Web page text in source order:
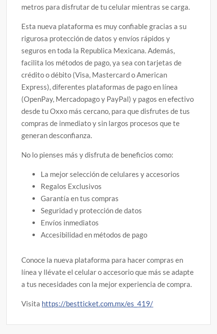
metros para disfrutar de tu celular mientras se carga.
Esta nueva plataforma es muy confiable gracias a su
rigurosa protección de datos y envíos rápidos y
seguros en toda la Republica Mexicana. Además,
facilita los métodos de pago, ya sea con tarjetas de
crédito o débito (Visa, Mastercard o American
Express), diferentes plataformas de pago en línea
(OpenPay, Mercadopago y PayPal) y pagos en efectivo
desde tu Oxxo más cercano, para que disfrutes de tus
compras de inmediato y sin largos procesos que te
generan desconfianza.
No lo pienses más y disfruta de beneficios como:
La mejor selección de celulares y accesorios
Regalos Exclusivos
Garantía en tus compras
Seguridad y protección de datos
Envíos inmediatos
Accesibilidad en métodos de pago
Conoce la nueva plataforma para hacer compras en
línea y llévate el celular o accesorio que más se adapte
a tus necesidades con la mejor experiencia de compra.
Visita https://bestticket.com.mx/es_419/